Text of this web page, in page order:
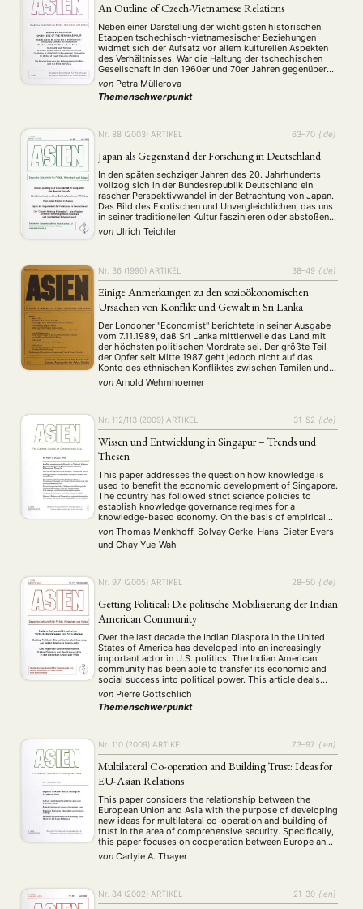
NEWS ASIEN ARBEITSKREISE VERANSTALTUNGEN EXPERTISE
ANGEBOTE
MITGLIEDSCHAFT
An Outline of Czech-Vietnamese Relations
Neben einer Darstellung der wichtigsten historischen
Etappen tschechisch-vietnamesischer Beziehungen
widmet sich der Aufsatz vor allem kulturellen Aspekten
des Verhältnisses. War die Haltung der tschechischen
Gesellschaft in den 1960er und 70er Jahren gegenüber
der vietnamesischen Diaspora durch Gleichgültigkeit
geprägt, erlangten viele Vietnamesen um 1982/83
Ansehen als erfolgreiche Geschäftsleute. Die
von Petra Müllerova
Themenschwerpunkt
Nr. 88 (2003) ARTIKEL 63–70 {:de}
Japan als Gegenstand der Forschung in Deutschland
In den späten sechziger Jahren des 20. Jahrhunderts
vollzog sich in der Bundesrepublik Deutschland ein
rascher Perspektivwandel in der Betrachtung von Japan.
Das Bild des Exotischen und Unvergleichlichen, das uns
in seiner traditionellen Kultur faszinieren oder abstoßen
kann, uns in unserer heutigen zivilisatorischen Existenz
aber nicht berührt (siehe Hijiya-Kirschnereit 1988),
von Ulrich Teichler
Nr. 36 (1990) ARTIKEL 38–49 {:de}
Einige Anmerkungen zu den sozioökonomischen
Ursachen von Konflikt und Gewalt in Sri Lanka
Der Londoner "Economist" berichtete in seiner Ausgabe
vom 7.11.1989, daß Sri Lanka mittlerweile das Land mit
der höchsten politischen Mordrate sei. Der größte Teil
der Opfer seit Mitte 1987 geht jedoch nicht auf das
Konto des ethnischen Konfliktes zwischen Tamilen und
Singhalesen oder Tamilen und der indischen Armee,
sondern auf das des Konfliks zwischen der …
von Arnold Wehmhoerner
Nr. 112/113 (2009) ARTIKEL 31–52 {:de}
Wissen und Entwicklung in Singapur – Trends und
Thesen
This paper addresses the question how knowledge is
used to benefit the economic development of Singapore.
The country has followed strict science policies to
establish knowledge governance regimes for a
knowledge-based economy. On the basis of empirical
studies the authors show, how cultural diversity and
social capital impact on the ability to develop an
epistemic …
von Thomas Menkhoff, Solvay Gerke, Hans-Dieter Evers
und Chay Yue-Wah
Nr. 97 (2005) ARTIKEL 28–50 {:de}
Getting Political: Die politische Mobilisierung der Indian
American Community
Over the last decade the Indian Diaspora in the United
States of America has developed into an increasingly
important actor in U.S. politics. The Indian American
community has been able to transfer its economic and
social success into political power. This article deals
with the transition from a largely apolitical ethnic
population primarily interested in …
von Pierre Gottschlich
Themenschwerpunkt
Nr. 110 (2009) ARTIKEL 73–97 {:en}
Multilateral Co-operation and Building Trust: Ideas for
EU-Asian Relations
This paper considers the relationship between the
European Union and Asia with the purpose of developing
new ideas for multilateral co-operation and building of
trust in the area of comprehensive security. Specifically,
this paper focuses on cooperation between Europe and
Asia in three multilateral institutions: Association of
South East Asian Nations (ASEAN), ASEAN Regional
von Carlyle A. Thayer
Nr. 84 (2002) ARTIKEL 21–30 {:en}